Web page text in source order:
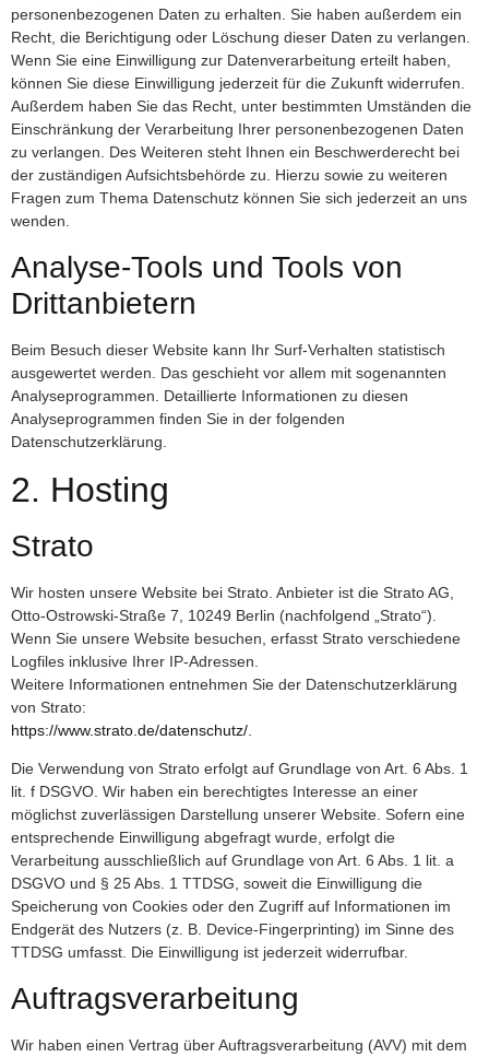
personenbezogenen Daten zu erhalten. Sie haben außerdem ein
Recht, die Berichtigung oder Löschung dieser Daten zu verlangen.
Wenn Sie eine Einwilligung zur Datenverarbeitung erteilt haben,
können Sie diese Einwilligung jederzeit für die Zukunft widerrufen.
Außerdem haben Sie das Recht, unter bestimmten Umständen die
Einschränkung der Verarbeitung Ihrer personenbezogenen Daten
zu verlangen. Des Weiteren steht Ihnen ein Beschwerderecht bei
der zuständigen Aufsichtsbehörde zu. Hierzu sowie zu weiteren
Fragen zum Thema Datenschutz können Sie sich jederzeit an uns
wenden.
Analyse-Tools und Tools von
Drittanbietern
Beim Besuch dieser Website kann Ihr Surf-Verhalten statistisch
ausgewertet werden. Das geschieht vor allem mit sogenannten
Analyseprogrammen. Detaillierte Informationen zu diesen
Analyseprogrammen finden Sie in der folgenden
Datenschutzerklärung.
2. Hosting
Strato
Wir hosten unsere Website bei Strato. Anbieter ist die Strato AG,
Otto-Ostrowski-Straße 7, 10249 Berlin (nachfolgend „Strato“).
Wenn Sie unsere Website besuchen, erfasst Strato verschiedene
Logfiles inklusive Ihrer IP-Adressen.
Weitere Informationen entnehmen Sie der Datenschutzerklärung
von Strato:
https://www.strato.de/datenschutz/
Die Verwendung von Strato erfolgt auf Grundlage von Art. 6 Abs. 1
lit. f DSGVO. Wir haben ein berechtigtes Interesse an einer
möglichst zuverlässigen Darstellung unserer Website. Sofern eine
entsprechende Einwilligung abgefragt wurde, erfolgt die
Verarbeitung ausschließlich auf Grundlage von Art. 6 Abs. 1 lit. a
DSGVO und § 25 Abs. 1 TTDSG, soweit die Einwilligung die
Speicherung von Cookies oder den Zugriff auf Informationen im
Endgerät des Nutzers (z. B. Device-Fingerprinting) im Sinne des
TTDSG umfasst. Die Einwilligung ist jederzeit widerrufbar.
Auftragsverarbeitung
Wir haben einen Vertrag über Auftragsverarbeitung (AVV) mit dem